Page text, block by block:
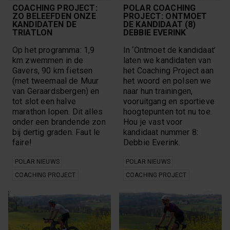
europa
faq
fietsen
fit op reis
fit ouder worden
fitness
fitnesshorloge
fitnesstests
fitnesstrends
foil
gewichtsverlies
gezondheid
groepsles
hardloopschema
hartslag
hartslagmeting
hartslagvariabiliteit
herstel
herstel na marathon
HIIT
Polar Pacer Pro
Polar Science
Polar Vantage
Polar Vantage V2
roeien
rugklachten
Running
running index
rustdagen
senioren
sensors
slaap
slaap & herstel
slaapritme
Sleep
social media
sport
sportvoeding
Strength Training
thru hiking
COACHING PROJECT:
ZO BELEEFDEN ONZE
KANDIDATEN DE
TRIATLON
Op het programma: 1,9
km zwemmen in de
Gavers, 90 km fietsen
(met tweemaal de Muur
van Geraardsbergen) en
tot slot een halve
marathon lopen. Dit alles
onder een brandende zon
bij dertig graden. Faut le
faire!
POLAR NIEUWS
COACHING PROJECT
POLAR COACHING
PROJECT: ONTMOET
DE KANDIDAAT (8)
DEBBIE EVERINK
In ‘Ontmoet de kandidaat’
laten we kandidaten van
het Coaching Project aan
het woord en polsen we
naar hun trainingen,
vooruitgang en sportieve
hoogtepunten tot nu toe.
Hou je vast voor
kandidaat nummer 8:
Debbie Everink.
POLAR NIEUWS
COACHING PROJECT